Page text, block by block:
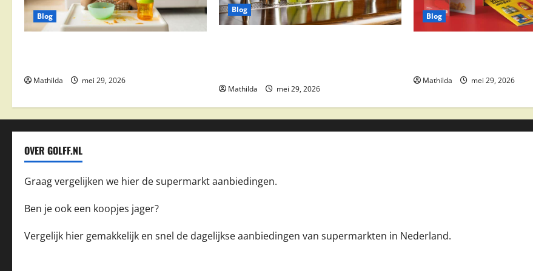
Blog
Mathilda mei 29, 2026
Blog
Mathilda mei 29, 2026
Blog
Mathilda mei 29, 2026
OVER GOLFF.NL
Graag vergelijken we hier de supermarkt aanbiedingen.
Ben je ook een koopjes jager?
Vergelijk hier gemakkelijk en snel de dagelijkse aanbiedingen van supermarkten in Nederland.